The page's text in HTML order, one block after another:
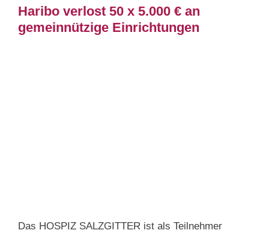
Haribo verlost 50 x 5.000 € an
gemeinnützige Einrichtungen
Das HOSPIZ SALZGITTER ist als Teilnehmer